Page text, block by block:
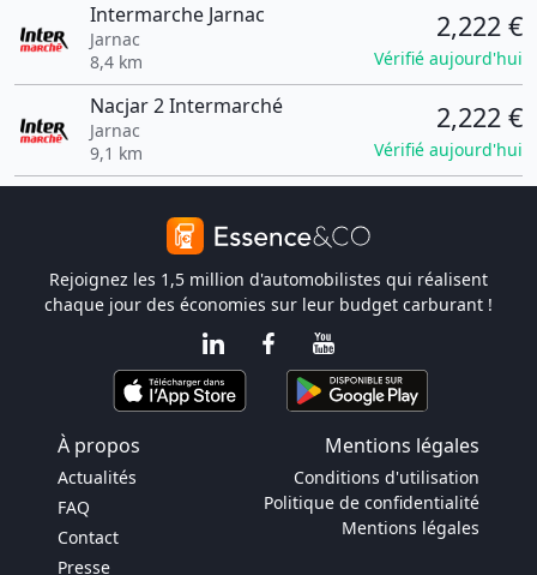
Intermarche Jarnac
Jarnac
8,4 km
2,222 €
Vérifié aujourd'hui
Nacjar 2 Intermarché
Jarnac
9,1 km
2,222 €
Vérifié aujourd'hui
Rejoignez les 1,5 million d'automobilistes qui réalisent
chaque jour des économies sur leur budget carburant !
À propos Mentions légales
Actualités
FAQ
Contact
Presse
Conditions d'utilisation
Politique de confidentialité
Mentions légales